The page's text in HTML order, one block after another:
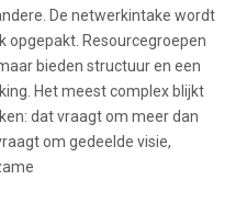
De netwerkintake wordt
opgepakt. Resourcegroepen
bieden structuur en een
Het meest complex blijkt
dat vraagt om meer dan
om gedeelde visie,